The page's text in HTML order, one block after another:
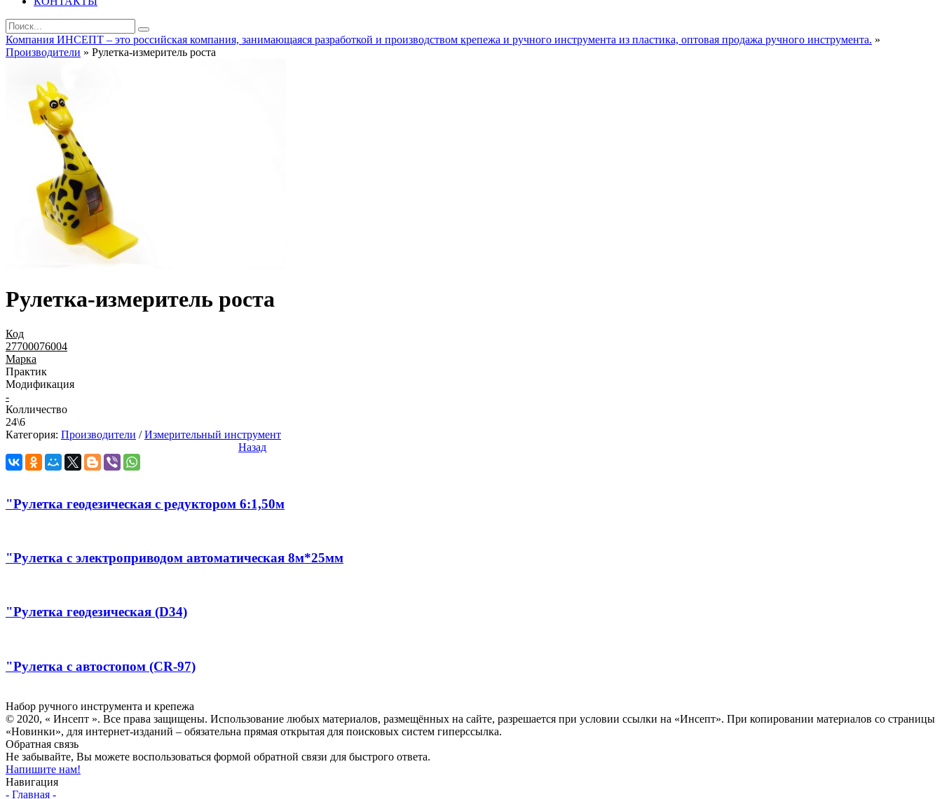
Компания ИНСЕПТ – это российская компания, занимающаяся разработкой и производством крепежа и ручного инструмента из пластика, оптовая продажа ручного инструмента. »
Производители » Рулетка-измеритель роста
Рулетка-измеритель роста
Код
27700076004
Марка
Практик
Модификация
-
Колличество
24\6
Категория: Производители /Измерительный инструмент
Назад
"Рулетка геодезическая с редуктором 6:1,50м
"Рулетка с электроприводом автоматическая 8м*25мм
"Рулетка геодезическая (D34)
"Рулетка с автостопом (CR-97)
Набор ручного инструмента и крепежа
© 2020, « Инсепт ». Все права защищены. Использование любых материалов, размещённых на сайте, разрешается при условии ссылки на «Инсепт». При копировании материалов со страницы
«Новинки», для интернет-изданий – обязательна прямая открытая для поисковых систем гиперссылка.
Обратная связь
Не забывайте, Вы можете воспользоваться формой обратной связи для быстрого ответа.
Напишите нам!
Навигация
- Главная -